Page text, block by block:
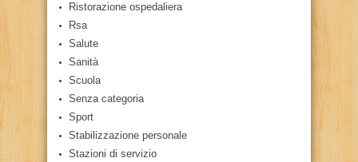
Ristorazione ospedaliera
Rsa
Salute
Sanità
Scuola
Senza categoria
Sport
Stabilizzazione personale
Stazioni di servizio